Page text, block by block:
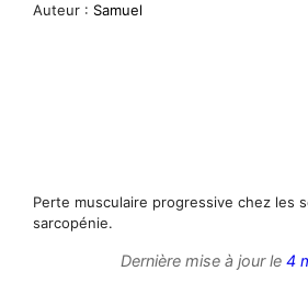
Auteur : Samuel
Perte musculaire progressive chez les
sarcopénie.
Dernière mise à jour le 4